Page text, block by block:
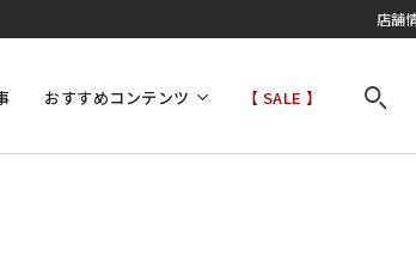
店舗
おすすめコンテンツ 【 SALE 】